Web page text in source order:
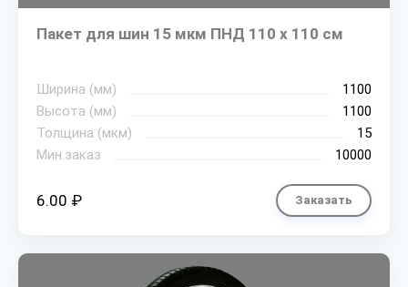
Пакет для шин 15 мкм ПНД 110 х 110 см
Ширина (мм)
1100
Высота (мм)
1100
Толщина (мкм)
15
Мин.заказ
10000
6.00 ₽ Заказать